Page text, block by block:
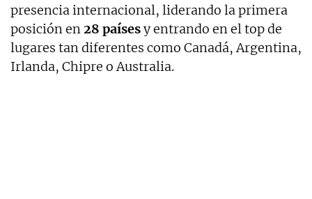
presencia internacional, liderando la primera
posición en28 paísesy entrando en el top de
lugares tan diferentes como Canadá, Argentina,
Irlanda, Chipre o Australia.